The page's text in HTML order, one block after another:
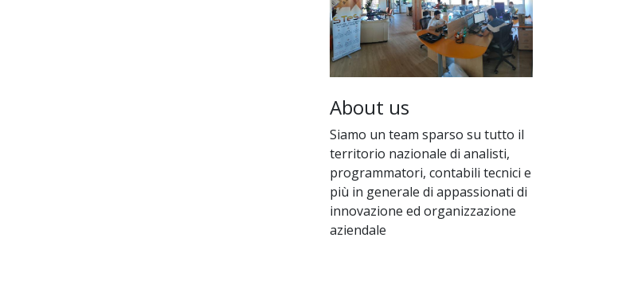
About us
Siamo un team sparso su tutto il
territorio nazionale di analisti,
programmatori, contabili tecnici e
più in generale di appassionati di
innovazione ed organizzazione
aziendale